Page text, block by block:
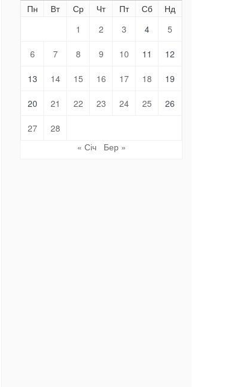
Пн
Вт Ср Чт Пт Сб
Нд
1
2 3 4 5
6 7 8 9 10 11 12
13 14 15 16 17 18 19
20 21 22 23 24 25 26
27
28
« Січ
Бер »